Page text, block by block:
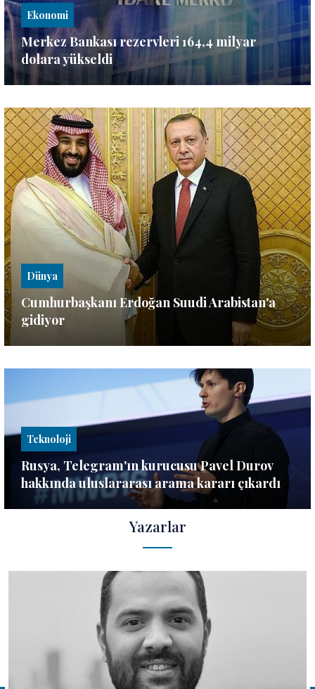
Ekonomi
Merkez Bankası rezervleri 164,4 milyar
dolara yükseldi
Dünya
Cumhurbaşkanı Erdoğan Suudi Arabistan'a
gidiyor
Teknoloji
Rusya, Telegram'ın kurucusu Pavel Durov
hakkında uluslararası arama kararı çıkardı
Yazarlar